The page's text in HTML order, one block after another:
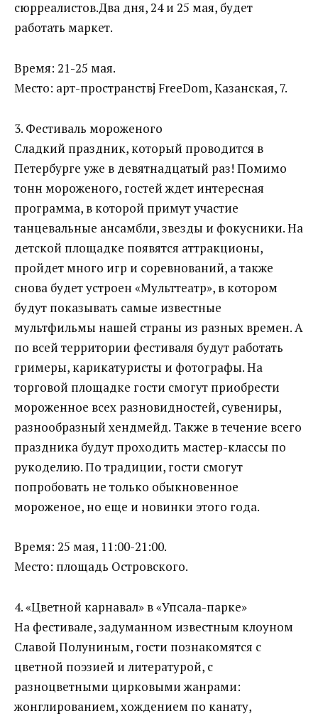
сюрреалистов.Два дня, 24 и 25 мая, будет
работать маркет.
Время: 21-25 мая.
Место: арт-пространствj FreeDom, Казанская, 7.
3. Фестиваль мороженого
Сладкий праздник, который проводится в
Петербурге уже в девятнадцатый раз! Помимо
тонн мороженого, гостей ждет интересная
программа, в которой примут участие
танцевальные ансамбли, звезды и фокусники. На
детской площадке появятся аттракционы,
пройдет много игр и соревнований, а также
снова будет устроен «Мульттеатр», в котором
будут показывать самые известные
мультфильмы нашей страны из разных времен. А
по всей территории фестиваля будут работать
гримеры, карикатуристы и фотографы. На
торговой площадке гости смогут приобрести
мороженное всех разновидностей, сувениры,
разнообразный хендмейд. Также в течение всего
праздника будут проходить мастер-классы по
рукоделию. По традиции, гости смогут
попробовать не только обыкновенное
мороженое, но еще и новинки этого года.
Время: 25 мая, 11:00-21:00.
Место: площадь Островского.
4. «Цветной карнавал» в «Упсала-парке»
На фестивале, задуманном известным клоуном
Славой Полуниным, гости познакомятся с
цветной поэзией и литературой, с
разноцветными цирковыми жанрами:
жонглированием, хождением по канату,